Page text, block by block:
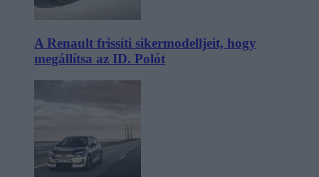
A Renault frissíti sikermodelljeit, hogy
megállítsa az ID. Polót